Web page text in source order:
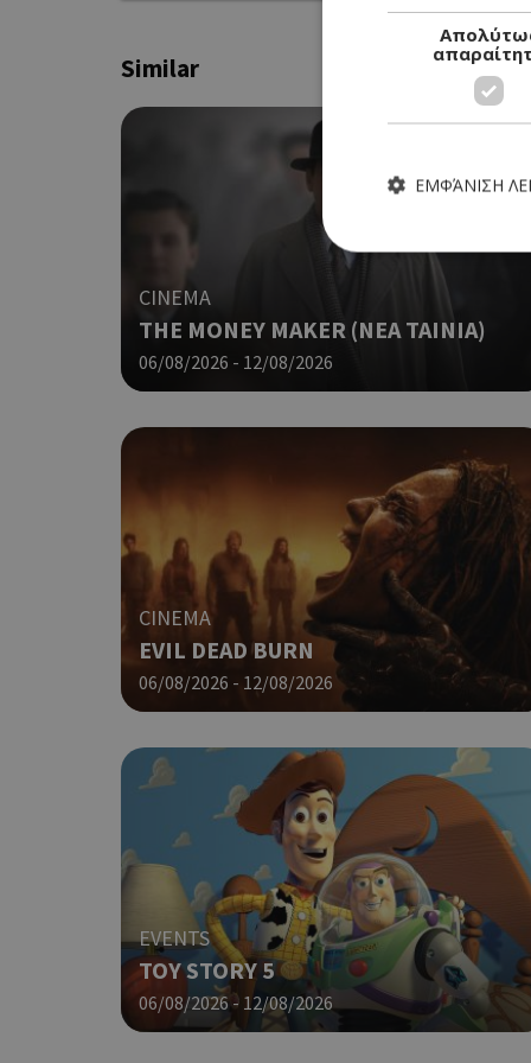
Similar
CINEMA
THE MONEY MAKER (ΝΕΑ ΤΑΙΝΙΑ)
06/08/2026 - 12/08/2026
CINEMA
EVIL DEAD BURN
06/08/2026 - 12/08/2026
EVENTS
TOY STORY 5
06/08/2026 - 12/08/2026
ΕΜΦΆΝΙΣΗ
Τα απολύτως
ιστότοπος δεν μπορεί
G_ENABLED_IDPS
PHPSESSID
G_ENABLED_IDPS
takeOverCookie